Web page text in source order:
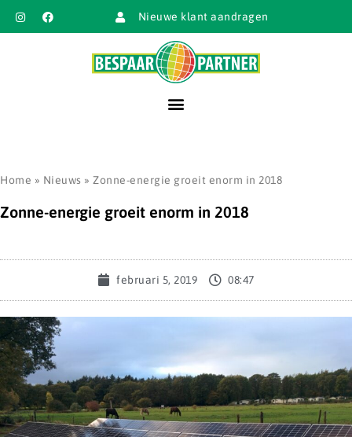
Nieuwe klant aandragen
Home » Nieuws » Zonne-energie groeit enorm in 2018
Zonne-energie groeit enorm in 2018
februari 5, 2019 08:47